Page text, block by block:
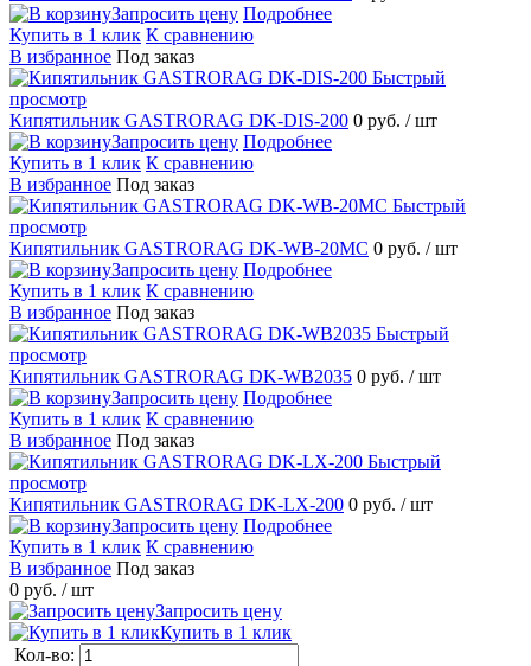
Запросить цену Подробнее
Купить в 1 клик К сравнению
В избранное Под заказ
Быстрый
просмотр
Кипятильник GASTRORAG DK-DIS-200 0 руб. / шт
Запросить цену Подробнее
Купить в 1 клик К сравнению
В избранное Под заказ
Быстрый
просмотр
Кипятильник GASTRORAG DK-WB-20MC 0 руб. / шт
Запросить цену Подробнее
Купить в 1 клик К сравнению
В избранное Под заказ
Быстрый
просмотр
Кипятильник GASTRORAG DK-WB2035 0 руб. / шт
Запросить цену Подробнее
Купить в 1 клик К сравнению
В избранное Под заказ
Быстрый
просмотр
Кипятильник GASTRORAG DK-LX-200 0 руб. / шт
Запросить цену Подробнее
Купить в 1 клик К сравнению
В избранное Под заказ
0 руб. / шт
Запросить цену
Купить в 1 клик
Кол-во: